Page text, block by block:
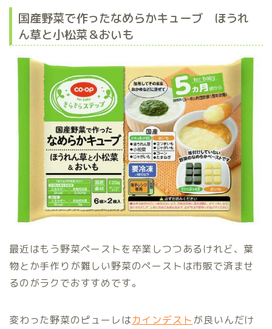
国産野菜で作ったなめらかキューブ ほうれ
ん草と小松菜＆おいも
最近はもう野菜ペーストを卒業しつつあるけれど、葉
物とか手作りが難しい野菜のペーストは市販で済ませ
るのがラクでおすすめです。
変わった野菜のピューレはカインデスト が良いんだけ